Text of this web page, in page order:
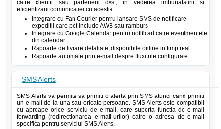
catre clientii sau partenerii dvs., in vederea imbunatatirii si
eficientizarii comunicatiei cu acestia.
Integrare cu Fan Courier pentru lansare SMS de notificare
expeditii care pot include AWB sau ramburs
Integrare cu Google Calendar pentru notificari catre evenimentele
din calendar
Rapoarte de livrare detaliate, disponibile online in timp real
Rapoarte automate prin e-mail despre fluxurile configurate
SMS Alerts
SMS Alerts va permite sa primiti o alerta prin SMS atunci cand primiti
un e-mail de la una sau oricate persoane. SMS Alerts este compatibil
cu aproape orice serviciu de e-mail, care suporta functia de e-mail
forwarding (redirectionarea e-mail-urilor) catre o adresa de e-mail
specifica pentru serviciul SMS Alerts.